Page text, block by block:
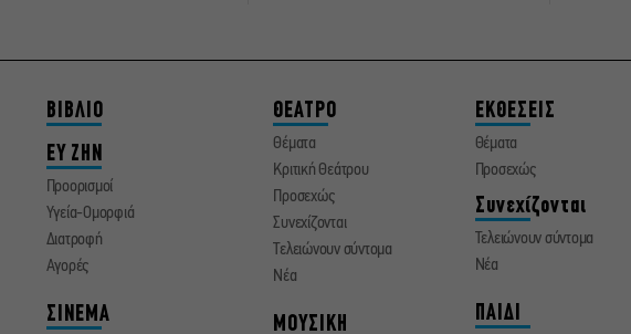
ΒΙΒΛΙΟ
ΕΥ ΖΗΝ
Προορισμοί
Υγεία-Ομορφιά
Διατροφή
Αγορές
ΣΙΝΕΜΑ
ΘΕΑΤΡΟ
Θέματα
Κριτική Θεάτρου
Προσεχώς
Συνεχίζονται
Τελειώνουν σύντομα
Νέα
ΜΟΥΣΙΚΗ
ΕΚΘΕΣΕΙΣ
Θέματα
Προσεχώς
Συνεχίζονται
Τελειώνουν σύντομα
Νέα
ΠΑΙΔΙ